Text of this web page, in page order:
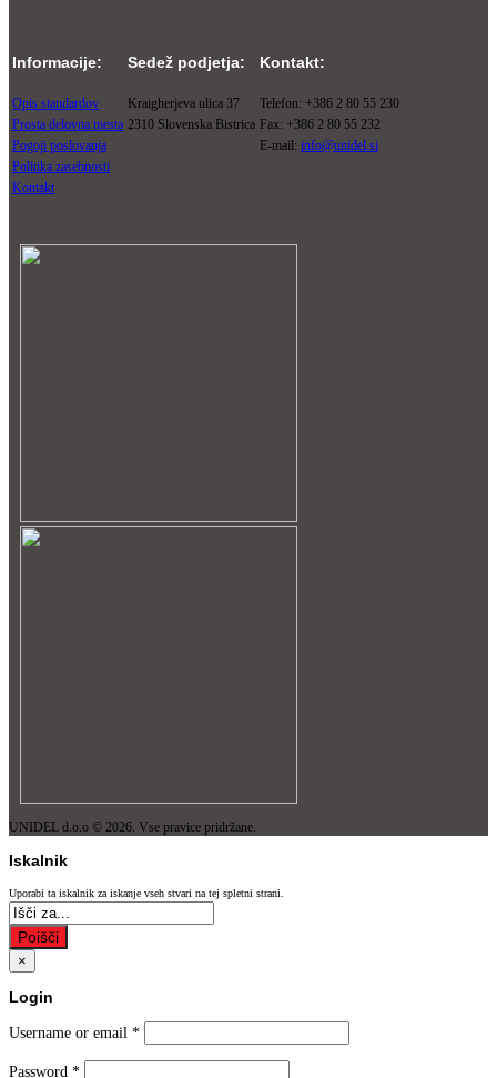
Informacije: Sedež podjetja: Kontakt:
Opis standardov Kraigherjeva ulica 37
Telefon: +386 2 80 55 230
Prosta delovna mesta 2310 Slovenska Bistrica Fax: +386 2 80 55 232
Pogoji poslovanja
E-mail: info@unidel.si
Politika zasebnosti
Kontakt
UNIDEL d.o.o © 2026. Vse pravice pridržane.
Iskalnik
Uporabi ta iskalnik za iskanje vseh stvari na tej spletni strani.
Poišči
×
Login
Username or email *
Password *